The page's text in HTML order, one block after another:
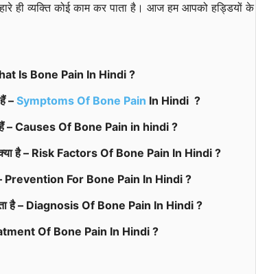
ही व्यक्ति कोई काम कर पाता है। आज हम आपको हड्डियों के
Is Bone Pain In Hindi ?
– Symptoms Of Bone Pain In Hindi ?
हैं – Causes Of Bone Pain in hindi ?
क्या है – Risk Factors Of Bone Pain In Hindi ?
– Prevention For Bone Pain In Hindi ?
है – Diagnosis Of Bone Pain In Hindi ?
Of Bone Pain In Hindi ?